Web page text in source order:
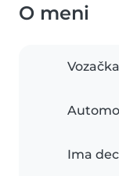
O meni
Ima